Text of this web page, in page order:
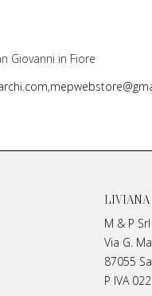
Giovanni in Fiore
LIVIANA
M & P Srl
Via G.
87055
P IVA